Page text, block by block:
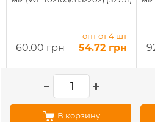
60.00 грн
опт от 4 шт
54.72 грн
В корзину